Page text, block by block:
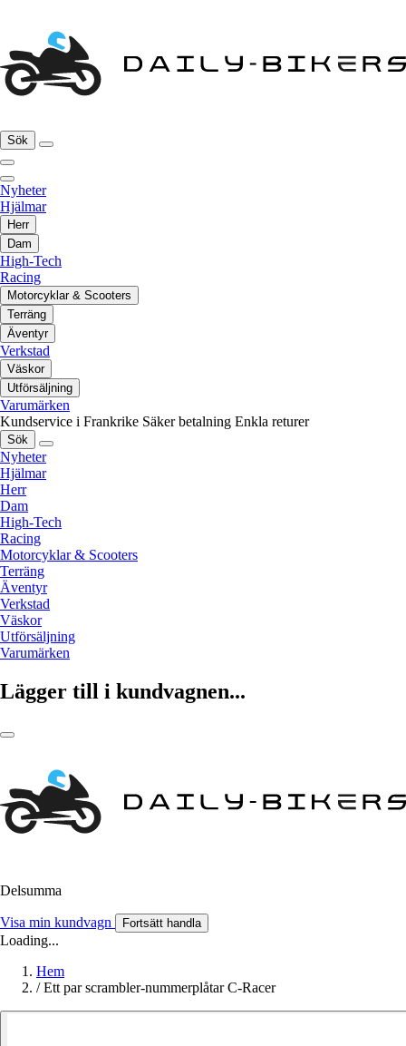
Sök
Nyheter
Hjälmar
Herr
Dam
High-Tech
Racing
Motorcyklar & Scooters
Terräng
Äventyr
Verkstad
Väskor
Utförsäljning
Varumärken
Kundservice i Frankrike Säker betalning Enkla returer
Sök
Nyheter
Hjälmar
Herr
Dam
High-Tech
Racing
Motorcyklar & Scooters
Terräng
Äventyr
Verkstad
Väskor
Utförsäljning
Varumärken
Lägger till i kundvagnen...
Delsumma
Visa min kundvagn Fortsätt handla
Loading...
Hem
/ Ett par scrambler-nummerplåtar C-Racer